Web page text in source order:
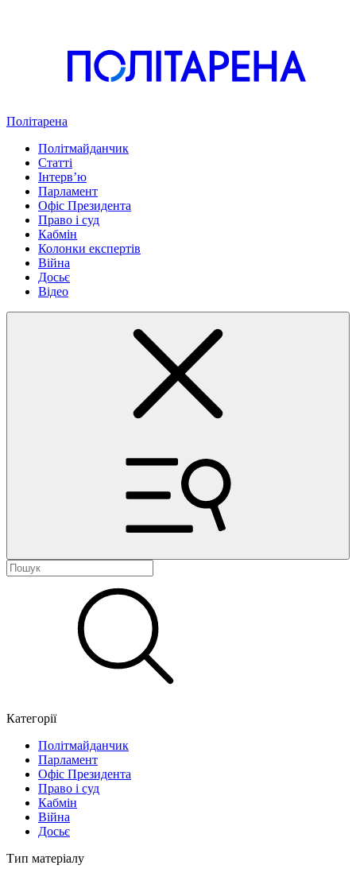
Політарена
Політмайданчик
Статті
Інтервʼю
Парламент
Офіс Президента
Право і суд
Кабмін
Колонки експертів
Війна
Досьє
Відео
Категорії
Політмайданчик
Парламент
Офіс Президента
Право і суд
Кабмін
Війна
Досьє
Тип матеріалу